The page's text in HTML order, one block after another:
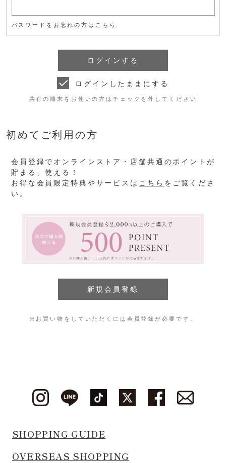
パスワードをお忘れの方はこちら
ログインしたままにする
共有の端末をお使いの方はチェックを外してください
初めてご利用の方
会員登録でオンラインストア・店舗共通のポイントが
貯まる、使える！
お得な会員限定特典やサービスは こちら をご覧くださ
い。
※お買い物をしていただくには会員登録が必要です。
SHOPPING GUIDE
OVERSEAS SHOPPING